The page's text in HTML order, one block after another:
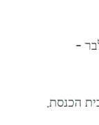
–
הכנסת.